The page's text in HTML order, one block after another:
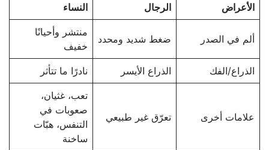
الأعراض الرجال النساء
ألم في الصدر ضغط شديد ومحدد
منتشر وأحيانًا
خفيف
الذراع/الفك الذراع الأيسر نادرًا ما تتأثر
علامات أخرى تعرّق غير طبيعي
تعب، غثيان،
صعوبات في
التنفس، هبّات
ساخنة